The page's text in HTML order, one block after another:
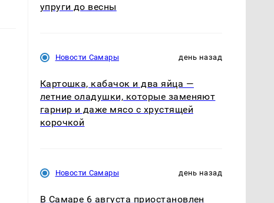
упруги до весны
Новости Самары день назад
Картошка, кабачок и два яйца —
летние оладушки, которые заменяют
гарнир и даже мясо с хрустящей
корочкой
Новости Самары день назад
В Самаре 6 августа приостановлен